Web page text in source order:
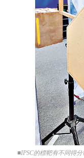
■IPSC的標靶有不同得